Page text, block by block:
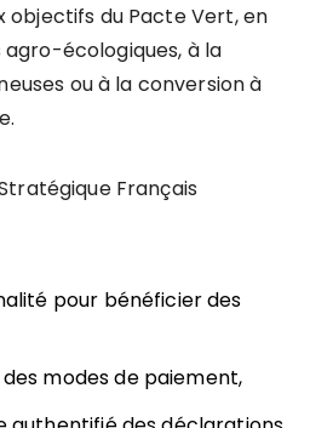
objectifs du Pacte Vert, en
écologiques, à la
ou à la conversion à
Français
pour bénéficier des
des modes de paiement,